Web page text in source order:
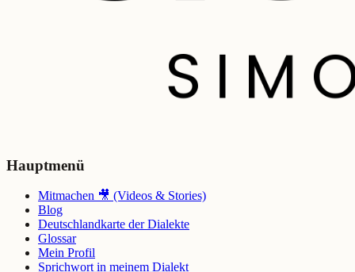
Hauptmenü
Mitmachen 🎥 (Videos & Stories)
Blog
Deutschlandkarte der Dialekte
Glossar
Mein Profil
Sprichwort in meinem Dialekt